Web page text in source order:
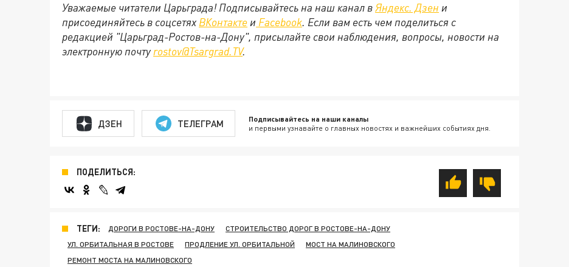
Уважаемые читатели Царьграда! Подписывайтесь на наш канал вЯндекс. Дзен и
присоединяйтесь в соцсетях ВКонтакте и Facebook. Если вам есть чем поделиться с
редакцией "Царьград-Ростов-на-Дону", присылайте свои наблюдения, вопросы, новости на
электронную почту rostov@Tsargrad.TV.
ДЗЕН ТЕЛЕГРАМ Подписывайтесь на наши каналы
и первыми узнавайте о главных новостях и важнейших событиях дня.
ПОДЕЛИТЬСЯ:
ТЕГИ: ДОРОГИ В РОСТОВЕ-НА-ДОНУ
СТРОИТЕЛЬСТВО ДОРОГ В РОСТОВЕ-НА-ДОНУ
УЛ. ОРБИТАЛЬНАЯ В РОСТОВЕ
ПРОДЛЕНИЕ УЛ. ОРБИТАЛЬНОЙ
МОСТ НА МАЛИНОВСКОГО
РЕМОНТ МОСТА НА МАЛИНОВСКОГО